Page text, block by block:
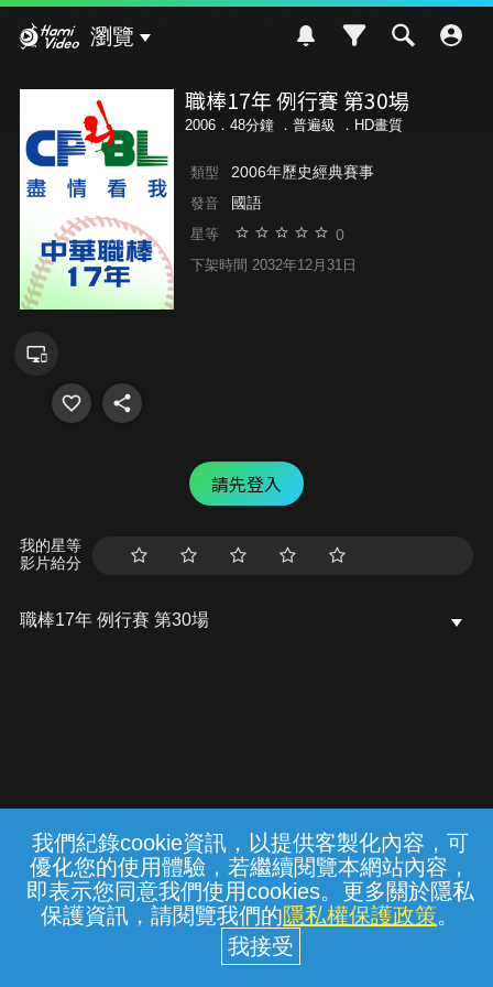
我們紀錄cookie資訊，以提供客製化內容，可
優化您的使用體驗，若繼續閱覽本網站內容，
即表示您同意我們使用cookies。更多關於隱私
保護資訊，請閱覽我們的隱私權保護政策。
瀏覽
職棒17年 例行賽 第30場
2006．48分鐘 ． 普遍級 ．HD畫質
類型 2006年歷史經典賽事
發音 國語
星等 0
下架時間 2032年12月31日
請先登入
我的星等
影片給分
職棒17年 例行賽 第30場
常見問題 線上客服 服務條款 隱私權保護
中華電信股份有限公司個人家庭分公司
(統一編號：96979949) © 2026
{{notifyMsg}}